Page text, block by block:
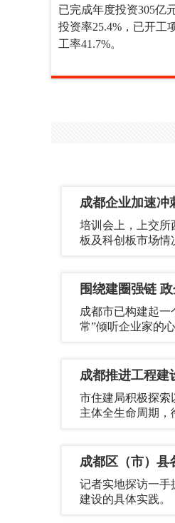
已完成年度投资305亿
投资率25.4%，已开工
工率41.7%。
成都企业加速冲
培训会上，上交所
板及科创板市场情
围绕建圈强链
成都市已构建起
常”倾听企业家的
成都推进工程建
市住建局积极探索
主体全生命周期，
成都区（市）县
记者实地探访一手
建设的具体实践。